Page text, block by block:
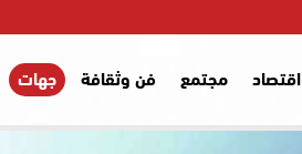
اقتصاد مجتمع فن وثقافة جهات